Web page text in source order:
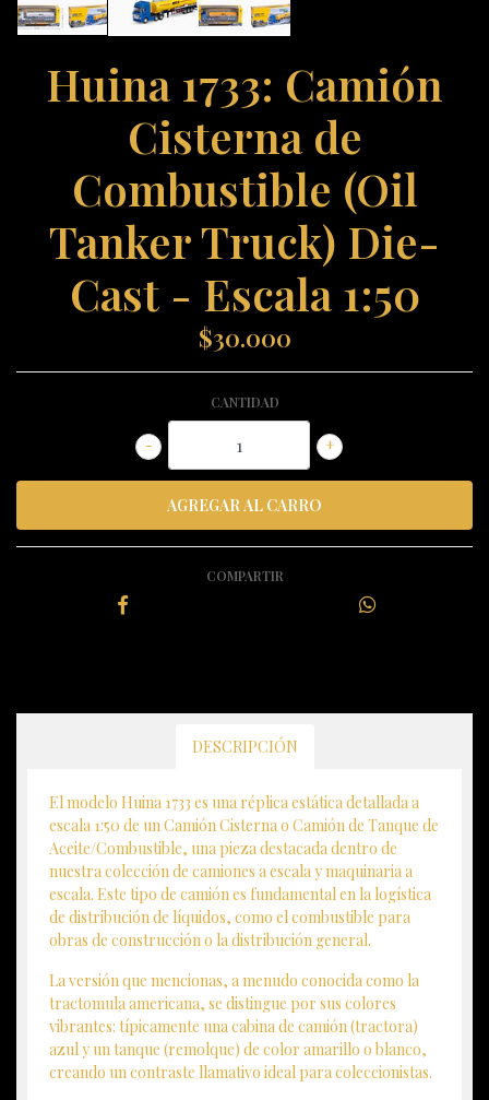
Huina 1733: Camión
Cisterna de
Combustible (Oil
Tanker Truck) Die-
Cast - Escala 1:50
$30.000
CANTIDAD
+
-
COMPARTIR
DESCRIPCIÓN
El modelo Huina 1733 es una réplica estática detallada a
escala 1:50 de un Camión Cisterna o Camión de Tanque de
Aceite/Combustible, una pieza destacada dentro de
nuestra colección de camiones a escala y maquinaria a
escala. Este tipo de camión es fundamental en la logística
de distribución de líquidos, como el combustible para
obras de construcción o la distribución general.
La versión que mencionas, a menudo conocida como la
tractomula americana, se distingue por sus colores
vibrantes: típicamente una cabina de camión (tractora)
azul y un tanque (remolque) de color amarillo o blanco,
creando un contraste llamativo ideal para coleccionistas.